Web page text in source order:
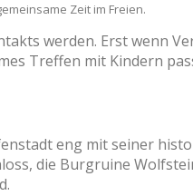
Zeit im Freien.
werden. Erst wenn
Treffen mit Kindern
eng mit seiner
die Burgruine